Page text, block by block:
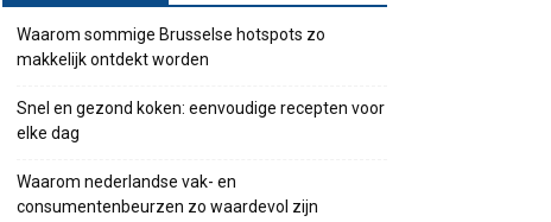
Waarom sommige Brusselse hotspots zo
makkelijk ontdekt worden
Snel en gezond koken: eenvoudige recepten voor
elke dag
Waarom nederlandse vak- en
consumentenbeurzen zo waardevol zijn